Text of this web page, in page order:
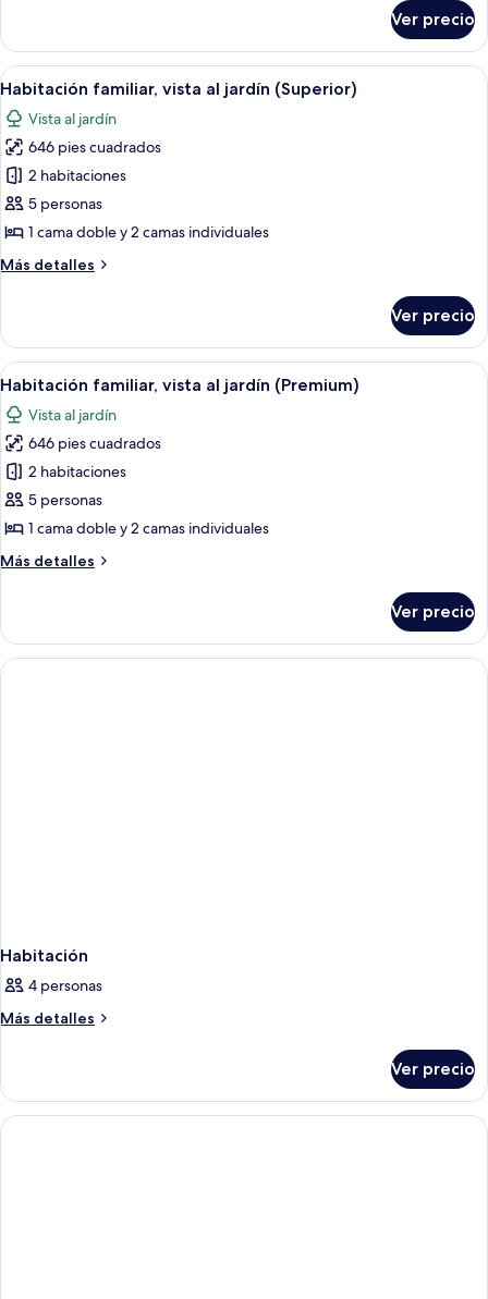
balcón,
vista
al
Ver precio
Abrir
todas
las
fotos
de
Habitación
familiar,
al
Un dormitorio con cabecera de
5
Habitación familiar, vista al jardín (Superior)
Vista al jardín
646 pies cuadrados
2 habitaciones
5 personas
1 cama doble y 2 camas individuales
Más detalles
Más
familiar,
vista
al
(Superior)
Ver precio
Abrir
todas
las
fotos
de
Habitación
familiar,
al
Un dormitorio moderno con una
5
Habitación familiar, vista al jardín (Premium)
Vista al jardín
646 pies cuadrados
2 habitaciones
5 personas
1 cama doble y 2 camas individuales
Más detalles
Más
familiar,
vista
al
Ver precio
Habitación
4 personas
Más detalles
Más
Ver precio